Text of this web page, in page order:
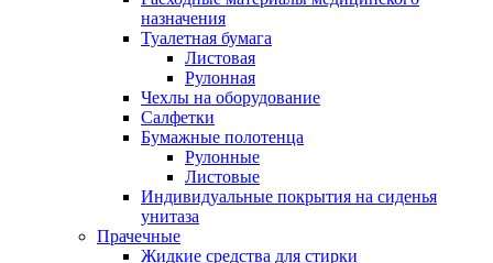
назначения
Туалетная бумага
Листовая
Рулонная
Чехлы на оборудование
Салфетки
Бумажные полотенца
Рулонные
Листовые
Индивидуальные покрытия на сиденья
унитаза
Прачечные
Жидкие средства для стирки